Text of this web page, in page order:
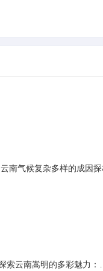
云南气候复杂多样的成因